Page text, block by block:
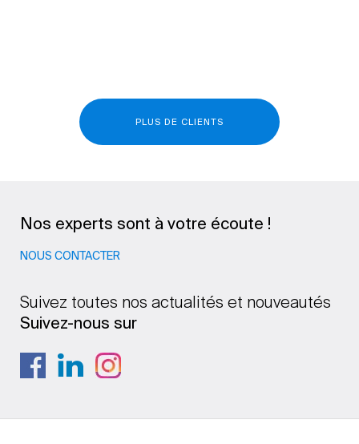
PLUS DE CLIENTS
Nos experts sont à votre écoute !
NOUS CONTACTER
Suivez toutes nos actualités et nouveautés
Suivez-nous sur